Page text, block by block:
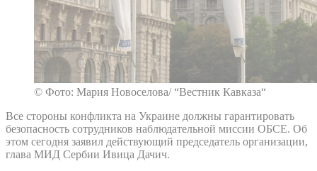
© Фото: Мария Новоселова/ “Вестник Кавказа“
Все стороны конфликта на Украине должны гарантировать
безопасность сотрудников наблюдательной миссии ОБСЕ. Об
этом сегодня заявил действующий председатель организации,
глава МИД Сербии Ивица Дачич.